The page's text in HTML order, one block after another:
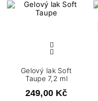
Gelový lak Soft
Taupe 7,2 ml
249,00 Kč